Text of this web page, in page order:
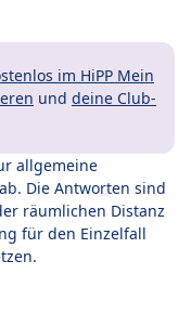
im HiPP Mein
und deine Club-
allgemeine
Die Antworten sind
räumlichen Distanz
für den Einzelfall